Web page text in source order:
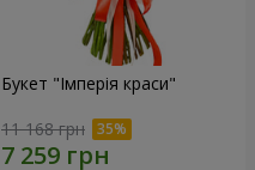
Букет "Імперія краси"
11 168 грн